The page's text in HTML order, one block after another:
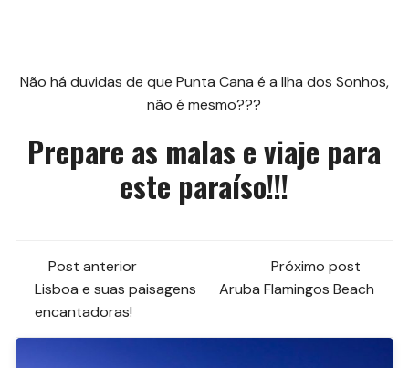
Não há duvidas de que Punta Cana é a Ilha dos Sonhos,
não é mesmo???
Prepare as malas e viaje para
este paraíso!!!
Navegação
de
post
Post anterior
Lisboa e suas paisagens
encantadoras!
Próximo post
Aruba Flamingos Beach